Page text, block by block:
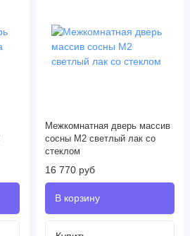
Межкомнатная дверь массив
сосны М2 светлый лак со
стеклом
16 770 руб